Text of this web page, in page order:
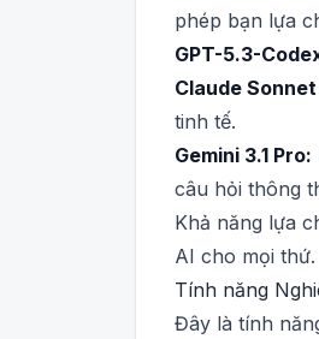
phép bạn lựa
GPT-5.3-
Claude
tinh tế.
Gemini 3.1 Pro:
câu hỏi thông
Khả năng lựa
AI cho mọi thứ.
Tính năng
Đây là tính